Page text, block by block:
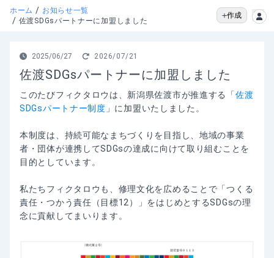
ホーム / お知らせ一覧
/ 佐渡SDGsパートナーに加盟しました
作成
2025/06/27 2026/07/21
佐渡SDGsパートナーに加盟しました
このたびフィクタロウは、新潟県佐渡市が推進する「佐渡
SDGsパートナー制度 」に加盟いたしました。
本制度は、持続可能なまちづくりを目指し、地域の事業
者・団体が連携してSDGsの達成に向けて取り組むことを
目的としています。
私たちフィクタロウも、修理文化を広めることで「つくる
責任・つかう責任（目標12）」をはじめとするSDGsの理
念に貢献してまいります。